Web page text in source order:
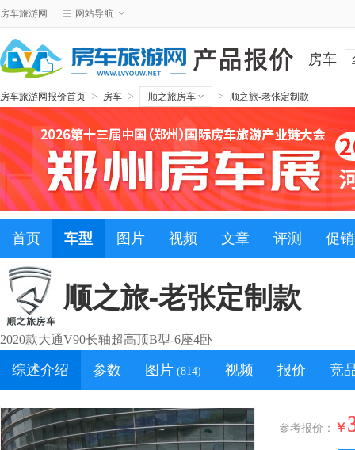
房车旅游网 网站导航
房车
房车旅游网报价首页 > 房车 > 顺之旅房车 > 顺之旅-老张定制款
首页 车型 图片 视频 文章 评测 促销
顺之旅-老张定制款
2020款大通V90长轴超高顶B型-6座4卧
综述介绍 参数 图片 (814) 视频 报价 竞
参考报价： ￥